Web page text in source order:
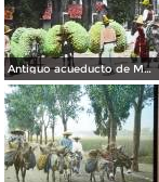
Antiguo acueducto de Morelia Michoacán.